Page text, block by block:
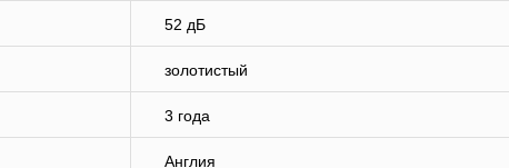
52 дБ
золотистый
3 года
Англия